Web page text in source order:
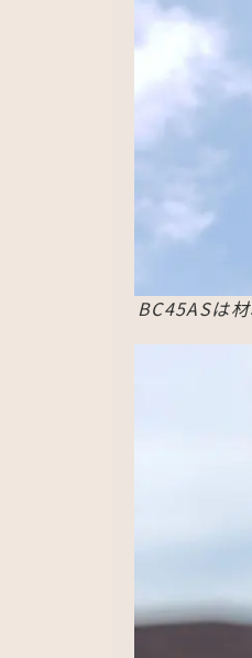
BC45ASは